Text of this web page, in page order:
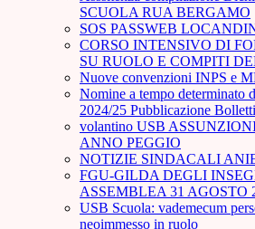
SCUOLA RUA BERGAMO
SOS PASSWEB
CORSO INTENSIVO DI
SU RUOLO E COMPITI
Nuove convenzioni INPS e
Nomine a tempo determinato
2024/25 Pubblicazione
volantino USB
ANNO PEGGIO
NOTIZIE SINDACALI
FGU-GILDA DEGLI
ASSEMBLEA 31 AGOSTO
USB Scuola: vademecum
neoimmesso in ruolo